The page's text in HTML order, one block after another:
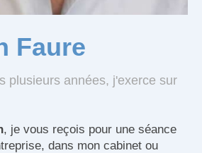
Faure
plusieurs années, j'exerce sur
, je vous reçois pour une séance
dans mon cabinet ou